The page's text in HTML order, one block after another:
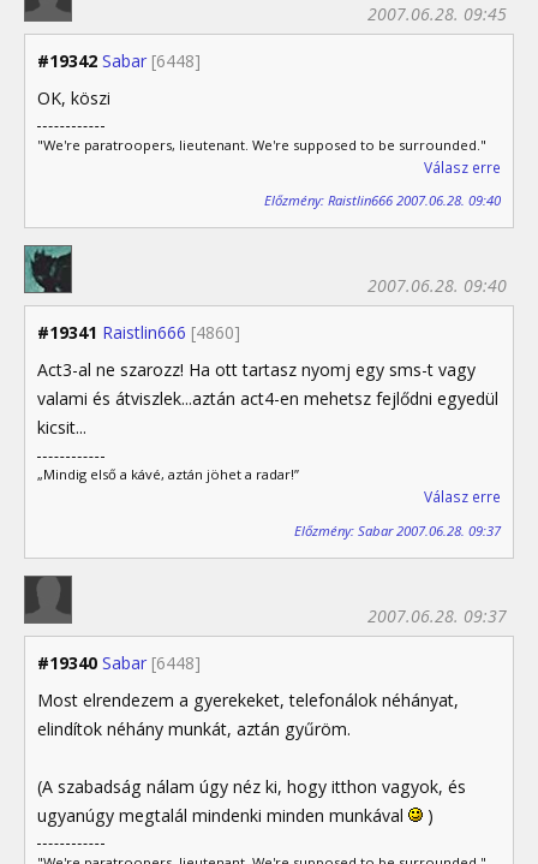
#19342 Sabar [6448]
2007.06.28. 09:45
OK, köszi
"We're paratroopers, lieutenant. We're supposed to be surrounded."
Válasz erre
Előzmény: Raistlin666 2007.06.28. 09:40
#19341 Raistlin666 [4860]
2007.06.28. 09:40
Act3-al ne szarozz! Ha ott tartasz nyomj egy sms-t vagy
valami és átviszlek...aztán act4-en mehetsz fejlődni egyedül
kicsit...
„Mindig első a kávé, aztán jöhet a radar!”
Válasz erre
Előzmény: Sabar 2007.06.28. 09:37
#19340 Sabar [6448]
2007.06.28. 09:37
Most elrendezem a gyerekeket, telefonálok néhányat,
elindítok néhány munkát, aztán gyűröm.
(A szabadság nálam úgy néz ki, hogy itthon vagyok, és
ugyanúgy megtalál mindenki minden munkával
)